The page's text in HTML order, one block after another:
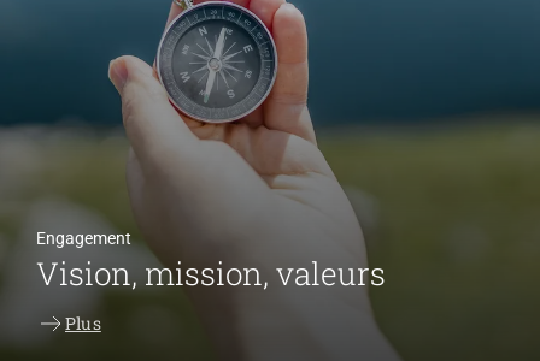
Engagement
Vision, mission, valeurs
Plus